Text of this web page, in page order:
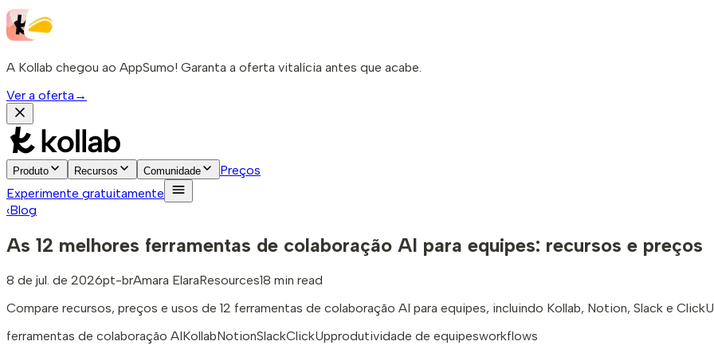
A Kollab chegou ao AppSumo! Garanta a oferta vitalícia antes que acabe.
Ver a oferta →
Produto Recursos Comunidade
Preços
Experimente gratuitamente
‹Blog
As 12 melhores ferramentas de colaboração AI para equipes: recursos e preços
8 de jul. de 2026pt-brAmara ElaraResources18 min read
Compare recursos, preços e usos de 12 ferramentas de colaboração AI para equipes, incluindo Kollab, Notion, Slack e
ferramentas de colaboração AIKollabNotionSlackClickUpprodutividade de equipesworkflows